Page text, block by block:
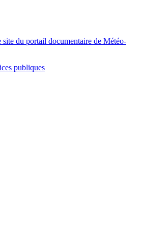
site du portail documentaire de Météo-
publiques